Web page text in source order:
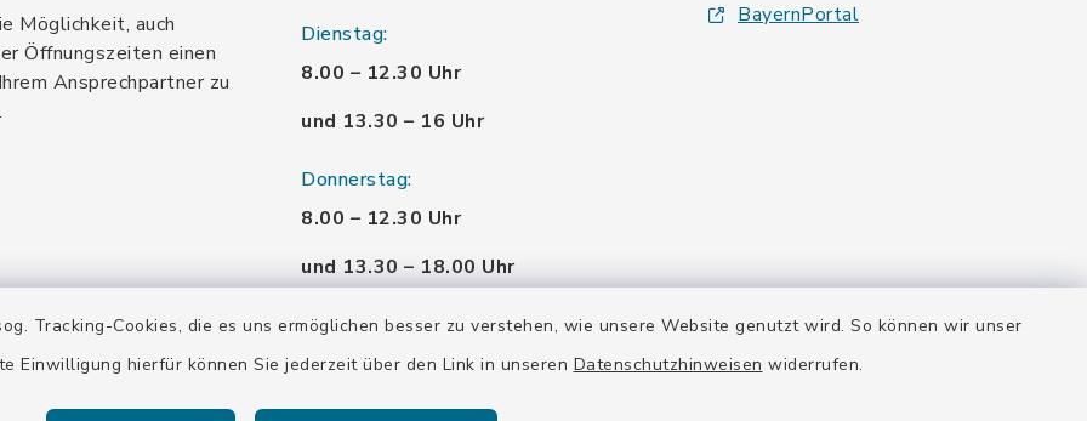
Tracking-Cookies, die es uns ermöglichen besser zu verstehen, wie unsere Website genutzt wird. So können wir unser
Einwilligung hierfür können Sie jederzeit über den Link in unseren Datenschutzhinweisen widerrufen.
Möglichkeit, auch
Öffnungszeiten einen
Ansprechpartner zu
Dienstag:
8.00 – 12.30 Uhr
und 13.30 – 16 Uhr
Donnerstag:
8.00 – 12.30 Uhr
und 13.30 – 18.00 Uhr
Freitag:
8.00 – 12.30 Uhr
BayernPortal